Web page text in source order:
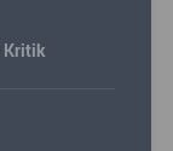
Kritik